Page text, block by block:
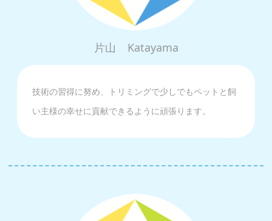
片山 Katayama
技術の習得に努め、トリミングで少しでもペットと飼
い主様の幸せに貢献できるように頑張ります。